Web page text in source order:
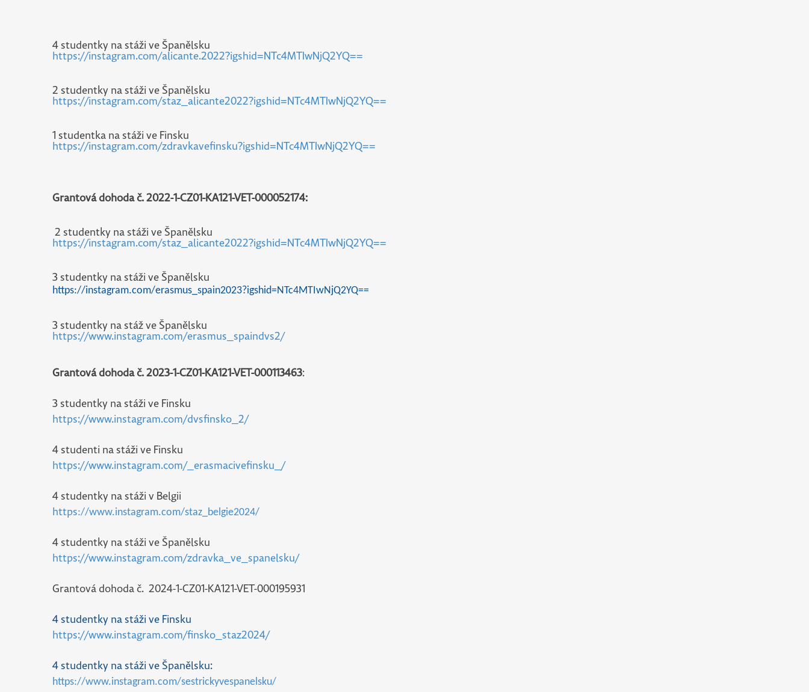
4 studentky na stáži ve Španělsku
https://instagram.com/alicante.2022?igshid=NTc4MTIwNjQ2YQ==
2 studentky na stáži ve Španělsku
https://instagram.com/staz_alicante2022?igshid=NTc4MTIwNjQ2YQ==
1 studentka na stáži ve Finsku
https://instagram.com/zdravkavefinsku?igshid=NTc4MTIwNjQ2YQ==
Grantová dohoda č. 2022-1-CZ01-KA121-VET-000052174:
2 studentky na stáži ve Španělsku
https://instagram.com/staz_alicante2022?igshid=NTc4MTIwNjQ2YQ==
3 studentky na stáži ve Španělsku
https://instagram.com/erasmus_spain2023?igshid=NTc4MTIwNjQ2YQ==
3 studentky na stáž ve Španělsku
https://www.instagram.com/erasmus_spaindvs2/
Grantová dohoda č. 2023-1-CZ01-KA121-VET-000113463:
3 studentky na stáži ve Finsku
https://www.instagram.com/dvsfinsko_2/
4 studenti na stáži ve Finsku
https://www.instagram.com/_erasmacivefinsku_/
4 studentky na stáži v Belgii
https://www.instagram.com/staz_belgie2024/
4 studentky na stáži ve Španělsku
https://www.instagram.com/zdravka_ve_spanelsku/
Grantová dohoda č. 2024-1-CZ01-KA121-VET-000195931
4 studentky na stáži ve Finsku
https://www.instagram.com/finsko_staz2024/
4 studentky na stáži ve Španělsku:
https://www.instagram.com/sestrickyvespanelsku/